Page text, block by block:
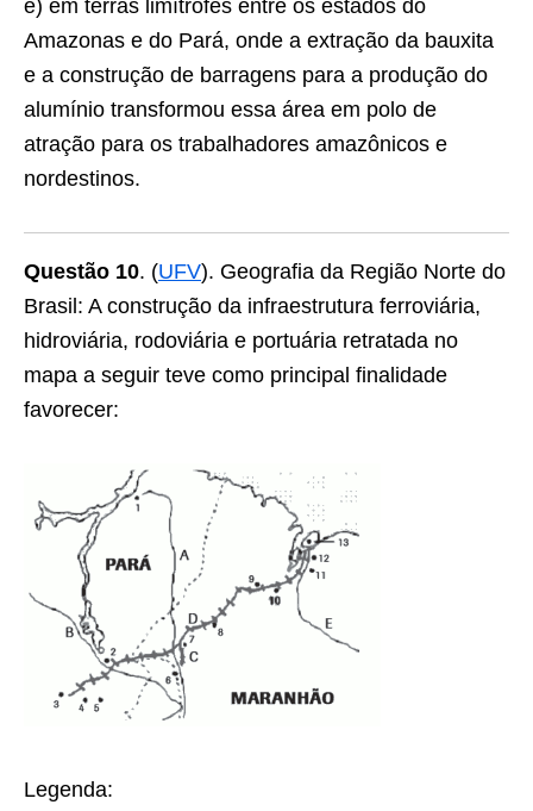
e) em terras limítrofes entre os estados do
Amazonas e do Pará, onde a extração da bauxita
e a construção de barragens para a produção do
alumínio transformou essa área em polo de
atração para os trabalhadores amazônicos e
nordestinos.
Questão 10. (UFV). Geografia da Região Norte do
Brasil: A construção da infraestrutura ferroviária,
hidroviária, rodoviária e portuária retratada no
mapa a seguir teve como principal finalidade
favorecer:
Legenda: